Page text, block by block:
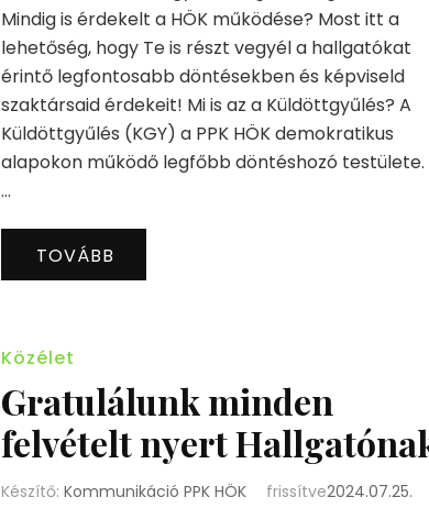
Mindig is érdekelt a HÖK működése? Most itt a
lehetőség, hogy Te is részt vegyél a hallgatókat
érintő legfontosabb döntésekben és képviseld
szaktársaid érdekeit! Mi is az a Küldöttgyűlés? A
Küldöttgyűlés (KGY) a PPK HÖK demokratikus
alapokon működő legfőbb döntéshozó testülete.
…
TOVÁBB
Közélet
Gratulálunk minden
felvételt nyert
Készítő: Kommunikáció PPK HÖK frissítve2024.07.25.